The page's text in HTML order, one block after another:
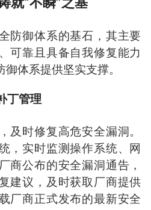
就“不瞬”之基
防御体系的基石，其主要
可靠且具备自我修复能力
体系提供坚实支撑。
丁管理
及时修复高危安全漏洞。
，实时监测操作系统、网
商公布的安全漏洞通告，
建议，及时获取厂商提供
厂商正式发布的最新安全